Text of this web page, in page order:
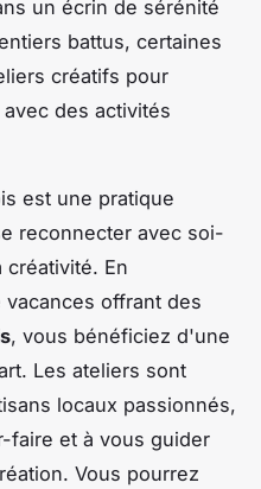
un écrin de sérénité
battus, certaines
créatifs pour
des activités
est une pratique
reconnecter avec soi-
créativité. En
offrant des
, vous bénéficiez d'une
Les ateliers sont
locaux passionnés,
faire et à vous guider
Vous pourrez